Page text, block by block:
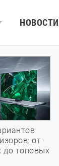
НОВОСТИ
от
топовых